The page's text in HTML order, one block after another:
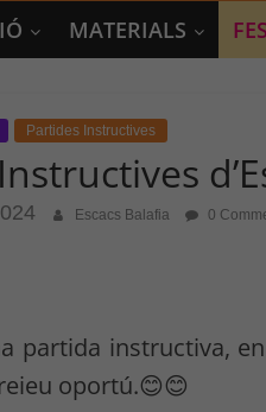
MATERIALS
Partides Instructives
Escacs Balafia 0
partida instructiva,
oportú.😊😊